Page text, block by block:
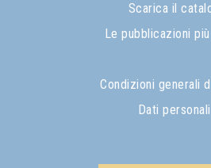
Scarica il
Le pubblicazioni
Condizioni generali
Dati personali